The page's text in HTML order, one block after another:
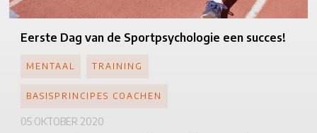
Eerste Dag van de Sportpsychologie een succes!
MENTAAL TRAINING
BASISPRINCIPES COACHEN
05 OKTOBER 2020